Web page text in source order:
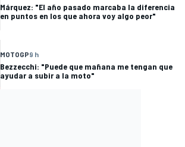
Márquez: "El año pasado marcaba la diferencia
en puntos en los que ahora voy algo peor"
MOTOGP9 h
Bezzecchi: "Puede que mañana me tengan que
ayudar a subir a la moto"